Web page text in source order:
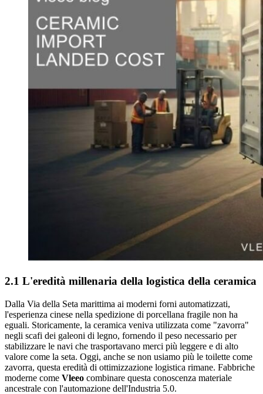
2.1 L'eredità millenaria della logistica della ceramica
Dalla Via della Seta marittima ai moderni forni automatizzati,
l'esperienza cinese nella spedizione di porcellana fragile non ha
eguali. Storicamente, la ceramica veniva utilizzata come "zavorra"
negli scafi dei galeoni di legno, fornendo il peso necessario per
stabilizzare le navi che trasportavano merci più leggere e di alto
valore come la seta. Oggi, anche se non usiamo più le toilette come
zavorra, questa eredità di ottimizzazione logistica rimane. Fabbriche
moderne come Vleeo combinare questa conoscenza materiale
ancestrale con l'automazione dell'Industria 5.0.